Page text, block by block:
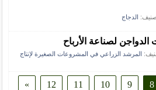
الدجاج
لصناعة الأرباح
المرشد الزراعي في المشروعات الصغيرة لإنتاج
8
9
10
11
12
»